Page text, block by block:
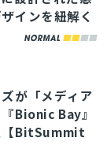
インを紐解く
が「メディア
Bionic Bay』
【BitSummit